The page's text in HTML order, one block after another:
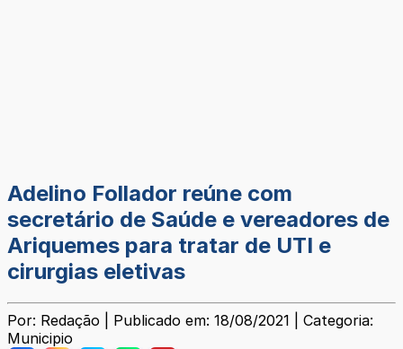
Adelino Follador reúne com
secretário de Saúde e vereadores de
Ariquemes para tratar de UTI e
cirurgias eletivas
Por: Redação | Publicado em: 18/08/2021 | Categoria:
Municipio